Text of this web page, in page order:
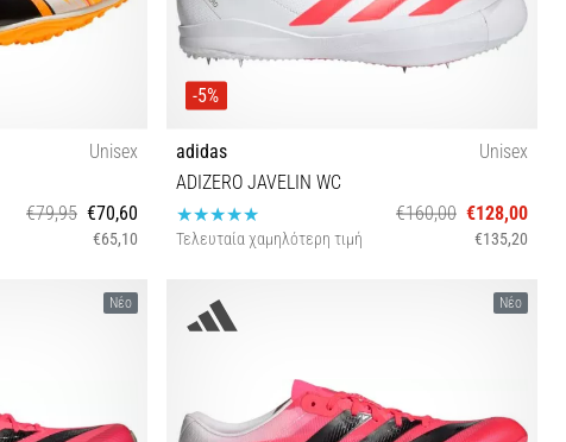
Unisex
€79,95 €70,60
€65,10
-5%
adidas
Unisex
ADIZERO JAVELIN WC
€160,00 €128,00
Τελευταία χαμηλότερη τιμή €135,20
37⅓ 38 38⅔ 39⅓ 40 40⅔ 41⅓ 42 42⅔ 43⅓ 44
Νέο Νέο